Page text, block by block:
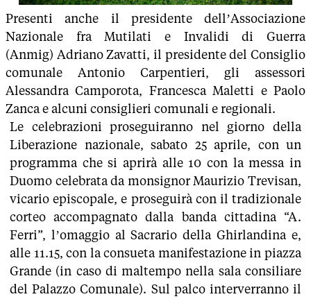
Presenti anche il presidente dell’Associazione
Nazionale fra Mutilati e Invalidi di Guerra
(Anmig) Adriano Zavatti, il presidente del Consiglio
comunale Antonio Carpentieri, gli assessori
Alessandra Camporota, Francesca Maletti e Paolo
Zanca e alcuni consiglieri comunali e regionali.
Le celebrazioni proseguiranno nel giorno della
Liberazione nazionale, sabato 25 aprile, con un
programma che si aprirà alle 10 con la messa in
Duomo celebrata da monsignor Maurizio Trevisan,
vicario episcopale, e proseguirà con il tradizionale
corteo accompagnato dalla banda cittadina “A.
Ferri”, l’omaggio al Sacrario della Ghirlandina e,
alle 11.15, con la consueta manifestazione in piazza
Grande (in caso di maltempo nella sala consiliare
del Palazzo Comunale). Sul palco interverranno il